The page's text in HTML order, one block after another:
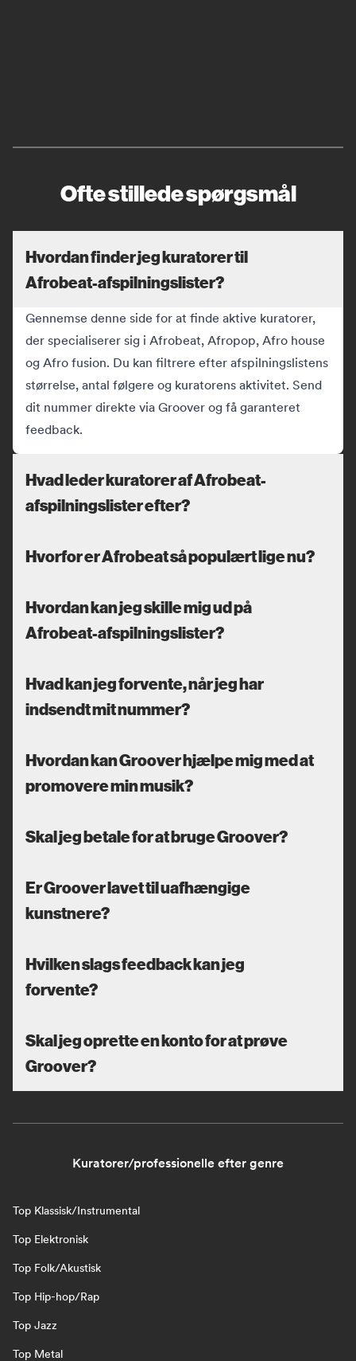
Ofte stillede spørgsmål
Hvordan finder jeg kuratorer til
Afrobeat-afspilningslister?
Gennemse denne side for at finde aktive kuratorer,
der specialiserer sig i Afrobeat, Afropop, Afro house
og Afro fusion. Du kan filtrere efter afspilningslistens
størrelse, antal følgere og kuratorens aktivitet. Send
dit nummer direkte via Groover og få garanteret
feedback.
Hvad leder kuratorer af Afrobeat-
afspilningslister efter?
Hvorfor er Afrobeat så populært lige nu?
Hvordan kan jeg skille mig ud på
Afrobeat-afspilningslister?
Hvad kan jeg forvente, når jeg har
indsendt mit nummer?
Hvordan kan Groover hjælpe mig med at
promovere min musik?
Skal jeg betale for at bruge Groover?
Er Groover lavet til uafhængige
kunstnere?
Hvilken slags feedback kan jeg
forvente?
Skal jeg oprette en konto for at prøve
Groover?
Kuratorer/professionelle efter genre
Top Klassisk/Instrumental
Top Elektronisk
Top Folk/Akustisk
Top Hip-hop/Rap
Top Jazz
Top Metal